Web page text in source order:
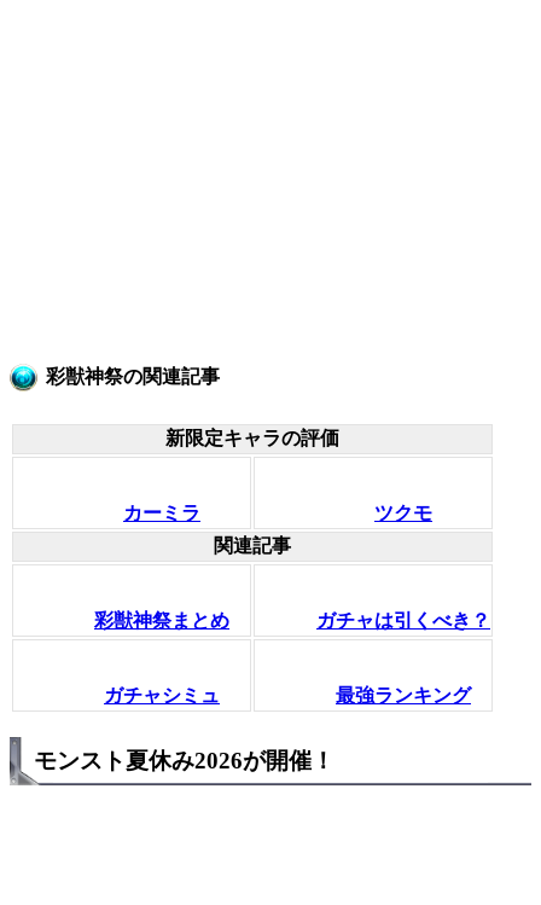
彩獣神祭の関連記事
新限定キャラの評価
カーミラ
ツクモ
関連記事
彩獣神祭まとめ ガチャは引くべき？
ガチャシミュ 最強ランキング
モンスト夏休み2026が開催！